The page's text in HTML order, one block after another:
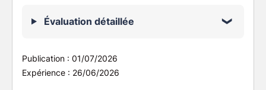
Évaluation détaillée
Publication : 01/07/2026
Expérience : 26/06/2026